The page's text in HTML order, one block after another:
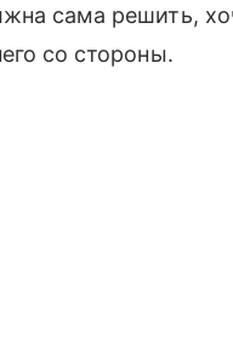
сама решить,
со стороны.